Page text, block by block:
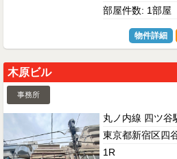
部屋件数: 1部屋
物件詳細
木原ビル
事務所
丸ノ内線 四ツ谷
東京都新宿区四
1R